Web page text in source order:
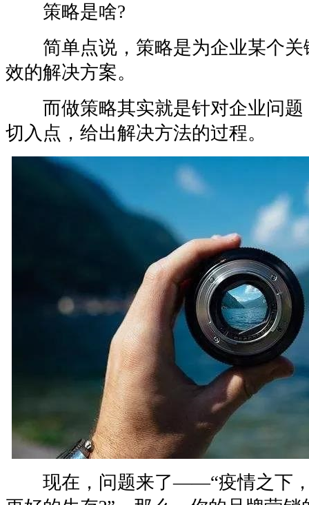
策略是啥?
简单点说，策略是为企业某个关
效的解决方案。
而做策略其实就是针对企业问题
切入点，给出解决方法的过程。
现在，问题来了——“疫情之下，